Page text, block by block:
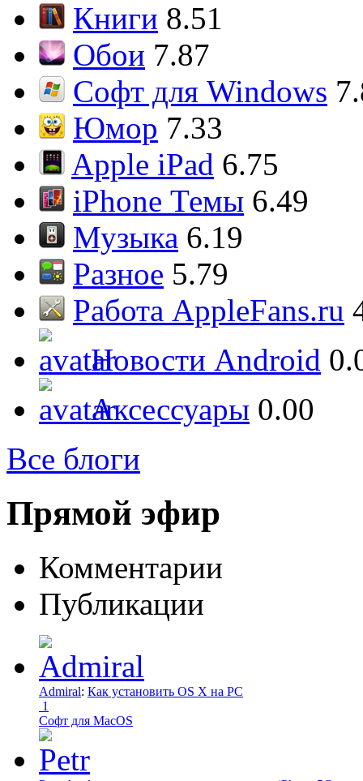
Книги 8.51
Обои 7.87
Софт для Windows
Юмор 7.33
Apple iPad 6.75
iPhone Темы 6.49
Музыка 6.19
Разное 5.79
Работа AppleFans.ru
Новости Android
Аксессуары 0.00
Все блоги
Прямой эфир
Комментарии
Публикации
Admiral: Как установить OS X на PC
1
Софт для MacOS